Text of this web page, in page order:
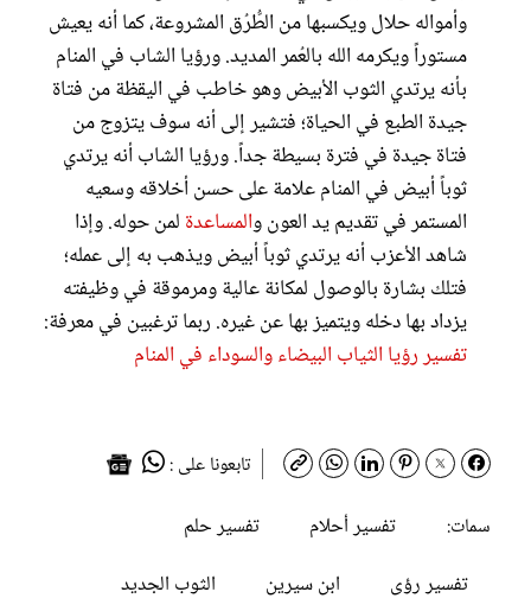
وأمواله حلال ويكسبها من الطُّرُق المشروعة، كما أنه يعيش
مستوراً ويكرمه الله بالعُمر المديد. ورؤيا الشاب في المنام
بأنه يرتدي الثوب الأبيض وهو خاطب في اليقظة من فتاة
جيدة الطبع في الحياة؛ فتشير إلى أنه سوف يتزوج من
فتاة جيدة في فترة بسيطة جداً. ورؤيا الشاب أنه يرتدي
ثوباً أبيض في المنام علامة على حسن أخلاقه وسعيه
المستمر في تقديم يد العون والمساعدة لمن حوله. وإذا
شاهد الأعزب أنه يرتدي ثوباً أبيض ويذهب به إلى عمله؛
فتلك بشارة بالوصول لمكانة عالية ومرموقة في وظيفته
يزداد بها دخله ويتميز بها عن غيره. ربما ترغبين في معرفة:
تفسير رؤيا الثياب البيضاء والسوداء في المنام
تابعونا على :
سمات:
تفسير أحلام
تفسير حلم
تفسير رؤى
ابن سيرين
الثوب الجديد